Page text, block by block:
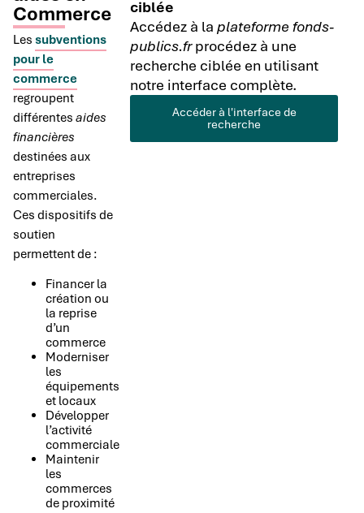
Commerce
Les subventions
pour le
commerce
regroupent
différentes aides
financières
destinées aux
entreprises
commerciales.
Ces dispositifs de
soutien
permettent de :
Financer la
création ou
la reprise
d’un
commerce
Moderniser
les
équipements
et locaux
Développer
l’activité
commerciale
Maintenir
les
commerces
de proximité
ciblée
Accédez à laplateforme fonds-
publics.frprocédez à une
recherche ciblée en utilisant
notre interface complète.
Accéder à l'interface de
recherche